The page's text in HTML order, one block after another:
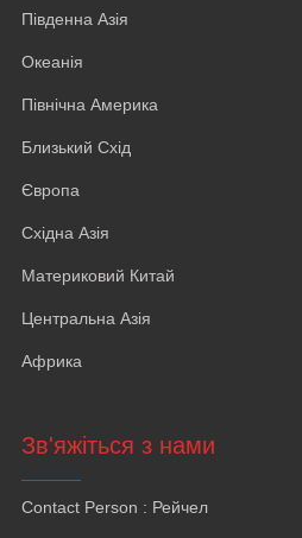
Південна Азія
Океанія
Північна Америка
Близький Схід
Європа
Східна Азія
Материковий Китай
Центральна Азія
Африка
Зв'яжіться з нами
Contact Person : Рейчел